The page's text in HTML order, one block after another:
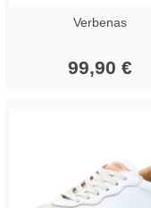
Verbenas
99,90 €